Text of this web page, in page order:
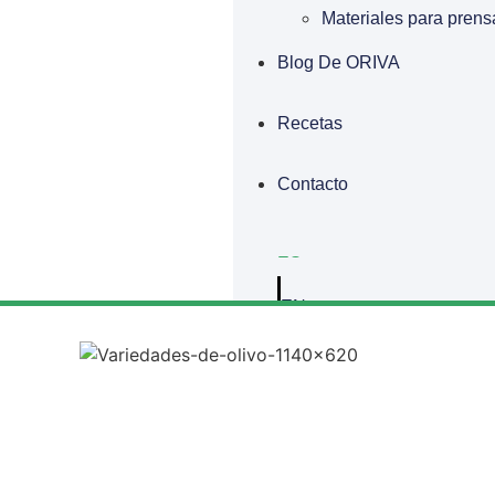
Materiales para
Blog De ORIVA
Recetas
Contacto
ES
EN